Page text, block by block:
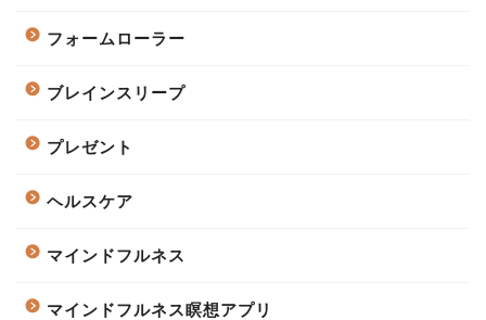
フォームローラー
ブレインスリープ
プレゼント
ヘルスケア
マインドフルネス
マインドフルネス瞑想アプリ